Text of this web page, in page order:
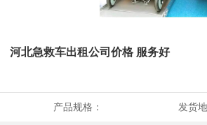
河北急救车出租公司价格 服务好
产品规格： 发货